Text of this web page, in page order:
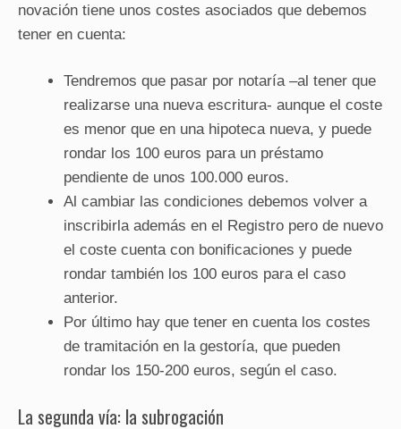
novación tiene unos costes asociados que debemos
tener en cuenta:
Tendremos que pasar por notaría –al tener que
realizarse una nueva escritura- aunque el coste
es menor que en una hipoteca nueva, y puede
rondar los 100 euros para un préstamo
pendiente de unos 100.000 euros.
Al cambiar las condiciones debemos volver a
inscribirla además en el Registro pero de nuevo
el coste cuenta con bonificaciones y puede
rondar también los 100 euros para el caso
anterior.
Por último hay que tener en cuenta los costes
de tramitación en la gestoría, que pueden
rondar los 150-200 euros, según el caso.
La segunda vía: la subrogación